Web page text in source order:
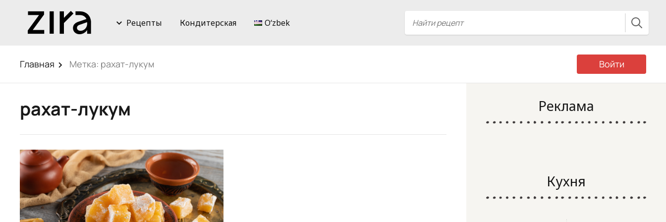
Рецепты Кондитерская Oʻzbek
Главная Метка: рахат-лукум Войти
рахат-лукум Реклама
Кухня